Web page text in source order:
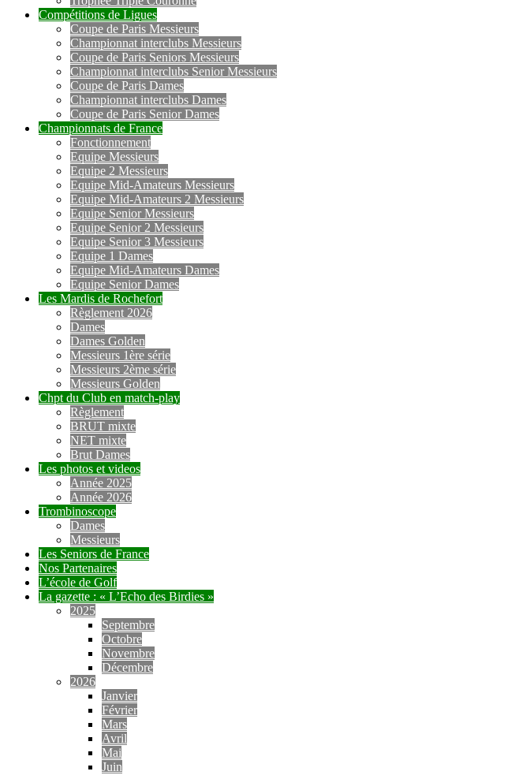
Compétitions de Ligues
Coupe de Paris Messieurs
Championnat interclubs Messieurs
Coupe de Paris Seniors Messieurs
Championnat interclubs Senior Messieurs
Coupe de Paris Dames
Championnat interclubs Dames
Coupe de Paris Senior Dames
Championnats de France
Fonctionnement
Equipe Messieurs
Equipe 2 Messieurs
Equipe Mid-Amateurs Messieurs
Equipe Mid-Amateurs 2 Messieurs
Equipe Senior Messieurs
Equipe Senior 2 Messieurs
Equipe Senior 3 Messieurs
Equipe 1 Dames
Equipe Mid-Amateurs Dames
Equipe Senior Dames
Les Mardis de Rochefort
Règlement 2026
Dames
Dames Golden
Messieurs 1ère série
Messieurs 2ème série
Messieurs Golden
Chpt du Club en match-play
Règlement
BRUT mixte
NET mixte
Brut Dames
Les photos et videos
Année 2025
Année 2026
Trombinoscope
Dames
Messieurs
Les Seniors de France
Nos Partenaires
L’école de Golf
La gazette : « L’Echo des Birdies »
2025
Septembre
Octobre
Novembre
Décembre
2026
Janvier
Février
Mars
Avril
Mai
Juin